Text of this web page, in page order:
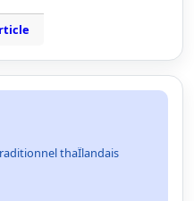
thaÏlandais